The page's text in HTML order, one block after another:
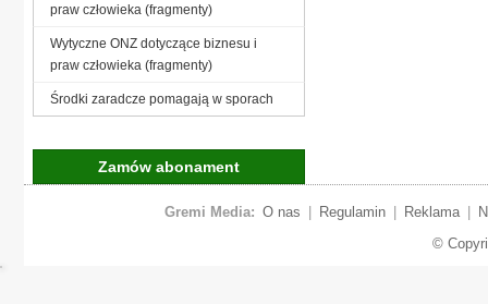
praw człowieka (fragmenty)
Wytyczne ONZ dotyczące biznesu i
praw człowieka (fragmenty)
Środki zaradcze pomagają w sporach
Zamów abonament
Gremi Media: O nas Regulamin Reklama
©